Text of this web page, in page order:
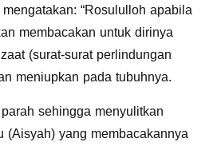
mengatakan: “Rosululloh apabila
membacakan untuk dirinya
(surat-surat perlindungan
meniupkan pada tubuhnya.
sehingga menyulitkan
(Aisyah) yang membacakannya